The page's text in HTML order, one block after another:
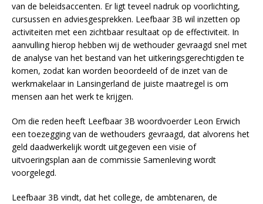
van de beleidsaccenten. Er ligt teveel nadruk op voorlichting,
cursussen en adviesgesprekken. Leefbaar 3B wil inzetten op
activiteiten met een zichtbaar resultaat op de effectiviteit. In
aanvulling hierop hebben wij de wethouder gevraagd snel met
de analyse van het bestand van het uitkeringsgerechtigden te
komen, zodat kan worden beoordeeld of de inzet van de
werkmakelaar in Lansingerland de juiste maatregel is om
mensen aan het werk te krijgen.
Om die reden heeft Leefbaar 3B woordvoerder Leon Erwich
een toezegging van de wethouders gevraagd, dat alvorens het
geld daadwerkelijk wordt uitgegeven een visie of
uitvoeringsplan aan de commissie Samenleving wordt
voorgelegd.
Leefbaar 3B vindt, dat het college, de ambtenaren, de